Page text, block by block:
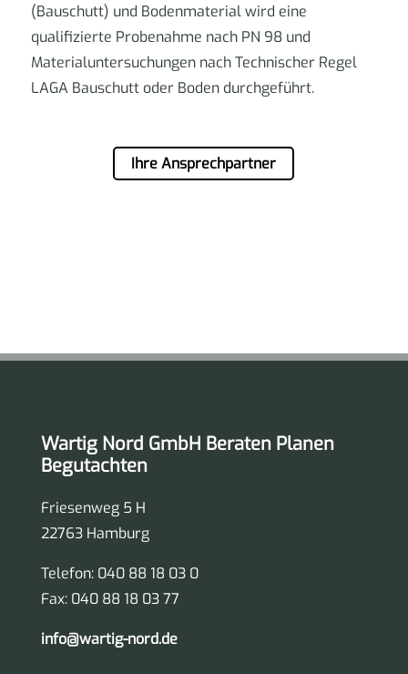
(Bauschutt) und Bodenmaterial wird eine
qualifizierte Probenahme nach PN 98 und
Materialuntersuchungen nach Technischer Regel
LAGA Bauschutt oder Boden durchgeführt.
Ihre Ansprechpartner
Wartig Nord GmbH Beraten Planen
Begutachten
Friesenweg 5 H
22763 Hamburg
Telefon: 040 88 18 03 0
Fax: 040 88 18 03 77
info@wartig-nord.de